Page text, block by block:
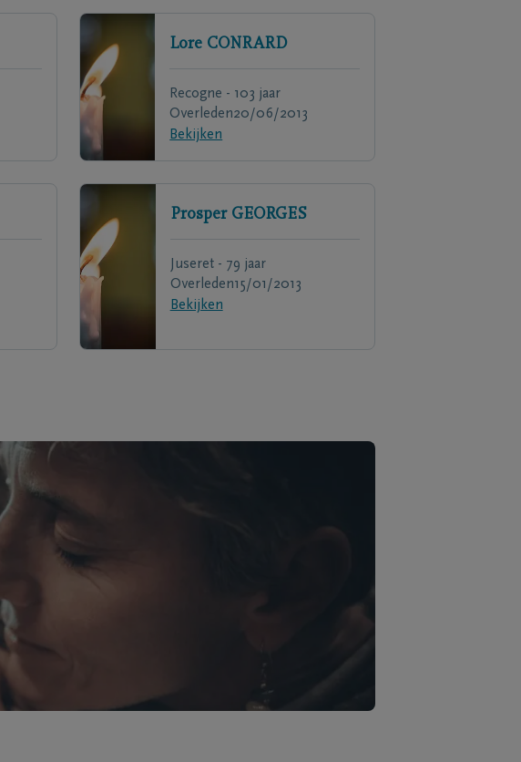
Lore CONRARD
Recogne - 103 jaar
Overleden20/06/2013
Bekijken
Prosper GEORGES
Juseret - 79 jaar
Overleden15/01/2013
Bekijken